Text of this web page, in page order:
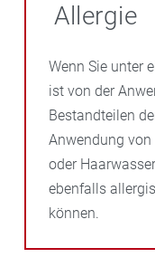
Allergie
Wenn Sie unter
ist von der
Bestandteilen
Anwendung
oder
ebenfalls
können.